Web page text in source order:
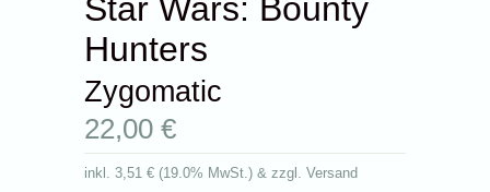
Star Wars: Bounty
Hunters
Zygomatic
22,00 €
inkl.3,51 € (19.0% MwSt.) & zzgl. Versand